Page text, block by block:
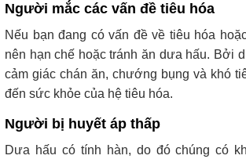
Người mắc các vấn đề tiêu hóa
Nếu bạn đang có vấn đề về tiêu hóa
nên hạn chế hoặc tránh ăn dưa hấu. Bởi
cảm giác chán ăn, chướng bụng và khó
đến sức khỏe của hệ tiêu hóa.
Người bị huyết áp thấp
Dưa hấu có tính hàn, do đó chúng có